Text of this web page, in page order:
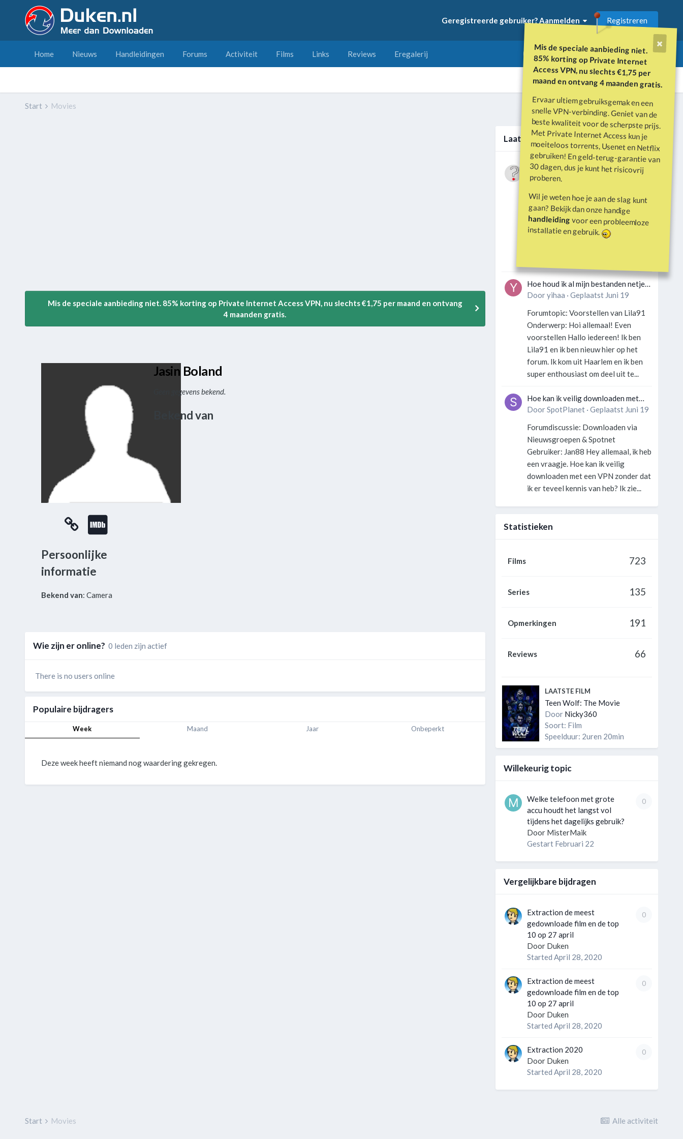
Mis de speciale aanbieding niet.
85% korting op Private Internet
Access VPN, nu slechts €1,75 per
maand en ontvang 4 maanden gratis.
Ervaar ultiem gebruiksgemak en een
snelle VPN-verbinding. Geniet van de
beste kwaliteit voor de scherpste prijs.
Met Private Internet Access kun je
moeiteloos torrents, Usenet en Netflix
gebruiken! En geld-terug-garantie van
30 dagen, dus je kunt het risicovrij
proberen.
Wil je weten hoe je aan de slag kunt
gaan? Bekijk dan onze handige
handleidingvoor een probleemloze
installatie en gebruik.
Geregistreerde gebruiker? Aanmelden Registreren
Home Nieuws Handleidingen Forums Activiteit Films Links Reviews Eregalerij
Alle activiteit
Start Movies
Mis de speciale aanbieding niet. 85% korting op Private Internet Access VPN, nu slechts €1,75 per maand en ontvang
4 maanden gratis.
Persoonlijke
informatie
Bekend van: Camera
Jasin Boland
Geen gegevens bekend.
Bekend van
Wie zijn er online? 0 leden zijn actief
There is no users online
Populaire bijdragers
Week Maand Jaar Onbeperkt
Deze week heeft niemand nog waardering gekregen.
Laatste berichten
Wat is er gebeurd met Davey Hearn
en de vandalisatie van het
Washington Reflecting Pool?
DoorVraagbaak
Forumdiscussie: Davey Hearn:
Former Olympian Denies Vandalising
Washington Reflecting Pool
Gebruiker: SportFan123 Hey
Hoe houd ik al mijn bestanden netjes
georganiseerd zonder gek te
Dooryihaa · Geplaatst Juni 19
Forumtopic: Voorstellen van Lila91
Onderwerp: Hoi allemaal! Even
voorstellen Hallo iedereen! Ik ben
Lila91 en ik ben nieuw hier op het
forum. Ik kom uit Haarlem en ik ben
super enthousiast om deel uit te...
Hoe kan ik veilig downloaden met
een VPN zonder technische kennis?
DoorSpotPlanet· Geplaatst Juni 19
Forumdiscussie: Downloaden via
Nieuwsgroepen & Spotnet
Gebruiker: Jan88 Hey allemaal, ik heb
een vraagje. Hoe kan ik veilig
downloaden met een VPN zonder dat
ik er teveel kennis van heb? Ik zie...
Statistieken
Films 723
Series 135
Opmerkingen 191
Reviews 66
LAATSTE FILM
Teen Wolf: The Movie
Door Nicky360
Soort: Film
Speelduur: 2uren 20min
Willekeurig topic
0
Welke telefoon met grote
accu houdt het langst vol
tijdens het dagelijks gebruik?
Door MisterMaik
Gestart Februari 22
Vergelijkbare bijdragen
0
Extraction de meest
gedownloade film en de top
10 op 27 april
Door Duken
Started April 28, 2020
0
Extraction de meest
gedownloade film en de top
10 op 27 april
Door Duken
Started April 28, 2020
0
Extraction 2020
Door Duken
Started April 28, 2020
Alle activiteit
Start Movies